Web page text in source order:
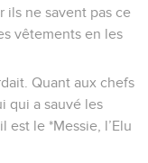
ils ne savent pas ce
vêtements en les
Quant aux chefs
qui a sauvé les
est le *Messie, l’Elu